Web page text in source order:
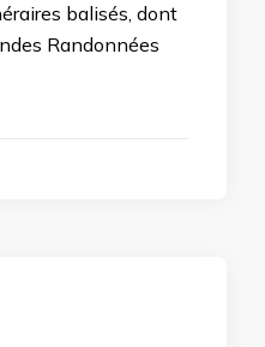
balisés, dont
Randonnées